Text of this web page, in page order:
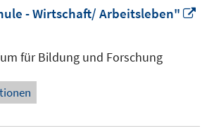
- Wirtschaft/ Arbeitsleben"
für Bildung und Forschung